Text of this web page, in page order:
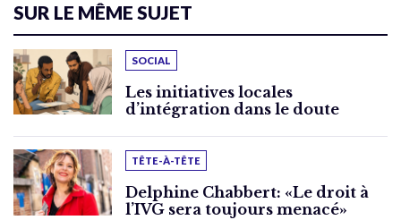
SUR LE MÊME SUJET
SOCIAL
Les initiatives locales
d’intégration dans le doute
TÊTE-À-TÊTE
Delphine Chabbert: «Le droit à
l’IVG sera toujours menacé»